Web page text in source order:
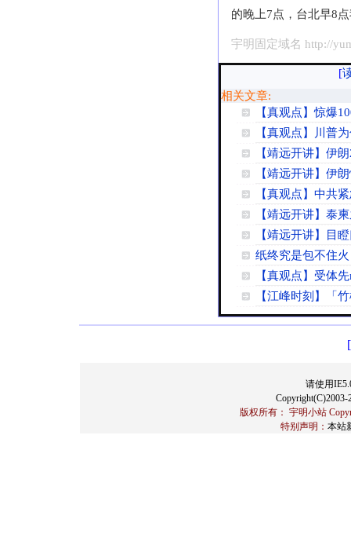
的晚上7点，台北早8
宇明固定域名 http://
[
相关文章:
【真观点】惊爆
【真观点】川普
【靖远开讲】伊
【靖远开讲】伊
【真观点】中共
【靖远开讲】泰
【靖远开讲】目
纸终究是包不住
【真观点】受体
【江峰时刻】「
请使用
版权所有： 宇明小站
特别声明： 本站